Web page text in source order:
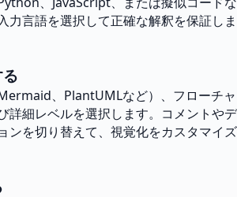
力言語を選択して正確な解釈を保証しま
、PlantUMLなど）、フローチャ
詳細レベルを選択します。コメントやデ
ンを切り替えて、視覚化をカスタマイズ